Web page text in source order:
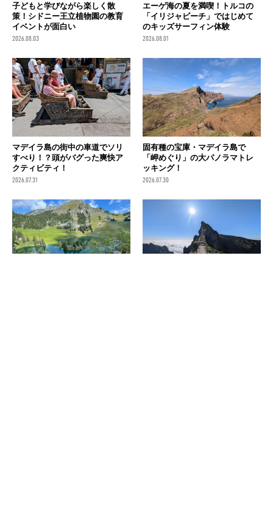
子どもと学びながら楽しく散
策！シドニー王立植物園の教育
イベントが面白い
2026.08.03
エーゲ海の夏を満喫！トルコの
「イリジャビーチ」ではじめて
のキッズサーフィン体験
2026.08.01
マデイラ島の街中の車道でソリ
すべり！？頭がバグった爽快ア
クティビティ！
2026.07.31
固有種の宝庫・マデイラ島で
「岬めぐり」の大パノラマトレ
ッキング！
2026.07.30